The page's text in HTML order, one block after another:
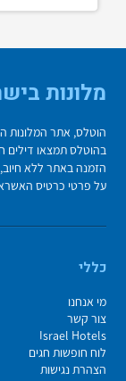
מלונות
הוטלס, אתר המלונות
בהוטלס תמצאו דילים
על פרטי כרטיס
כללי
מי אנחנו
צור קשר
Israel Hotels
לוח חופשות חגים
הצהרת נגישות